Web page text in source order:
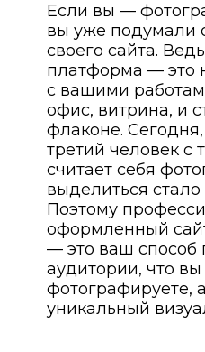
Если вы —
вы уже подумали
своего сайта.
платформа — это
с вашими
офис, витрина, и
флаконе.
третий человек с
считает себя
выделиться
Поэтому
оформленный
— это ваш способ
аудитории, что
фотографируете,
уникальный